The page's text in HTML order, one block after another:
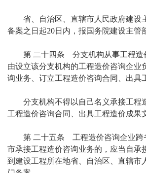
省、自治区、直辖市人民政府建设
备案之日起20日内，报国务院建设主管
第 二十四条 分支机构从事工程造
由设立该分支机构的工程造价咨询企业
询业务、订立工程造价咨询合同、出具
分支机构不得以自己名义承接工程
工程造价咨询合同、出具工程造价成果
第 二十五条 工程造价咨询企业跨
市承接工程造价咨询业务的，应当自承
到建设工程所在地省、自治区、直辖市